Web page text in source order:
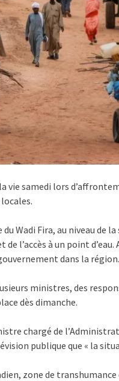
vie samedi lors
Wadi Fira, au niveau de
l’accès à un point
dans la région.
ministres, des
dès dimanche.
chargé de
publique que « la
zone de